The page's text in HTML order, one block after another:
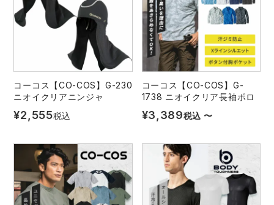
コーコス【CO-COS】G-230
ニオイクリアニンジャ
¥2,555税込
コーコス【CO-COS】G-
1738 ニオイクリア長袖ポロ
¥3,389税込 〜